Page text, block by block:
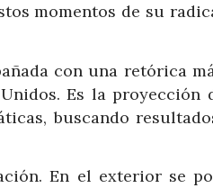
momentos de su
con una retórica
Es la proyección
buscando
En el exterior se